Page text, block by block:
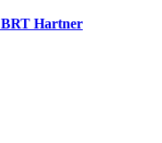
BRT Hartner